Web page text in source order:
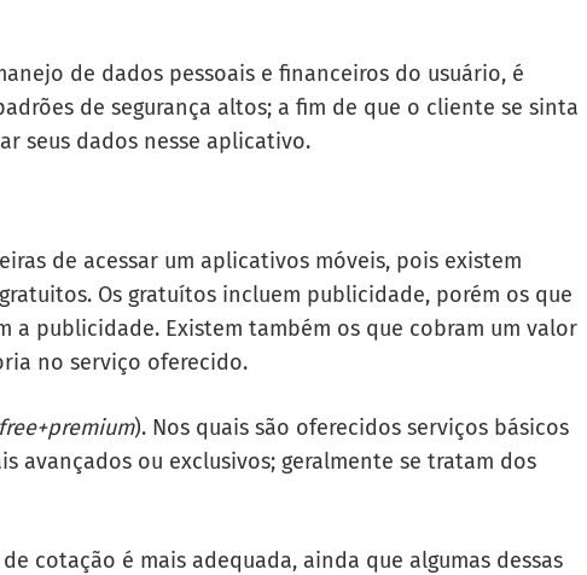
de dados pessoais e financeiros do usuário, é
de segurança altos; a fim de que o cliente se sinta
seus dados nesse aplicativo.
de acessar um aplicativos móveis, pois existem
Os gratuítos incluem publicidade, porém os que
a publicidade. Existem também os que cobram um valor
no serviço oferecido.
free+premium). Nos quais são oferecidos serviços básicos
avançados ou exclusivos; geralmente se tratam dos
cotação é mais adequada, ainda que algumas dessas